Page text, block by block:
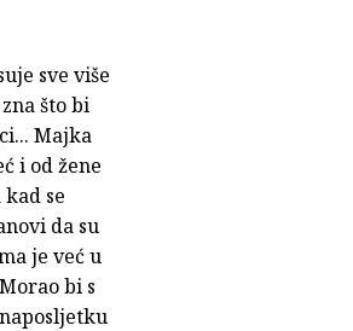
sve više
što bi
Majka
i od žene
se
da su
je već u
bi s